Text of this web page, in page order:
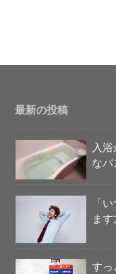
最新の投稿
入
なバ
「
ま
すっ